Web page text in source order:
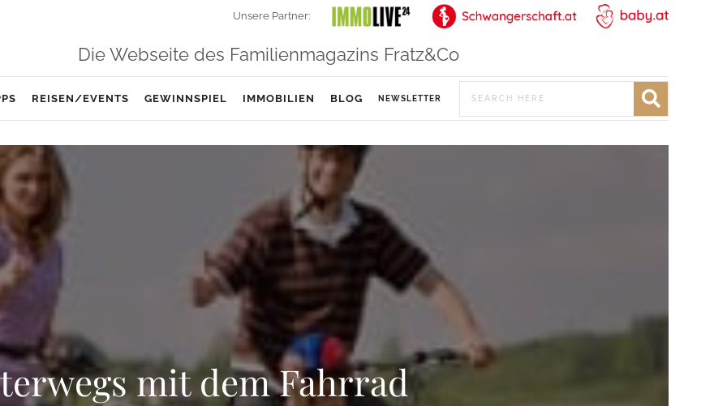
Unsere Partner:
Die Webseite des Familienmagazins Fratz&Co
REISEN/EVENTS GEWINNSPIEL IMMOBILIEN BLOG NEWSLETTER
mit dem Fahrrad